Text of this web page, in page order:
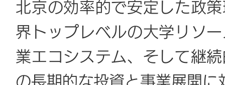
北京の効率的で安定した政
界トップレベルの大学リソ
業エコシステム、そして継